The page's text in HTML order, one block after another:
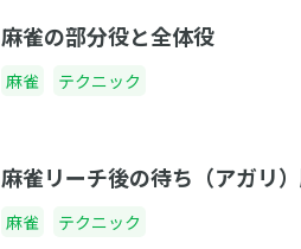
麻雀の部分役と全体役
麻雀 テクニック
麻雀リーチ後の待ち（アガリ
麻雀 テクニック